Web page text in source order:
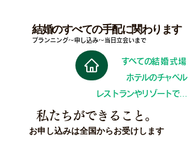
結婚のすべての手配に関わります
プランニング〜 申し込み〜 当日立会いまで
すべての結婚式場
ホテルのチャペル
レストランやリゾートで…
私たちができること。
お申し込みは全国からお受けします